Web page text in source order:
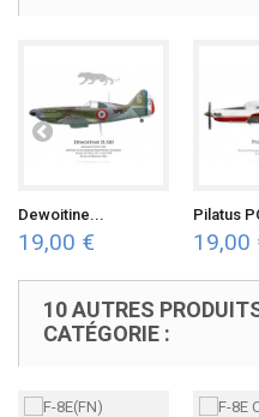
Dewoitine...
19,00 €
Pilatus
19,00
10 AUTRES
CATÉGORIE :